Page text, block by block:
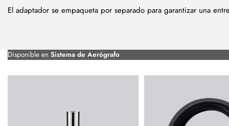
El adaptador se empaqueta por separado para garantizar una
Disponible en Sistema de Aerógrafo